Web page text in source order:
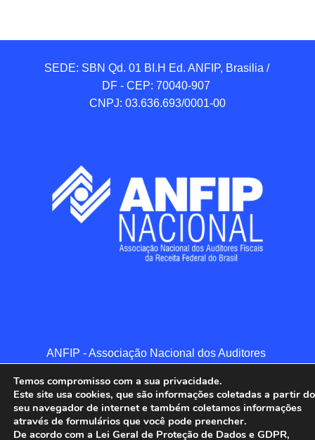
SEDE: SBN Qd. 01 BI.H Ed. ANFIP, Brasilia /
DF - CEP: 70040-907
CNPJ: 03.636.693/0001-00
ANFIP - Associação Nacional dos Auditores
Todos os Direitos Reservados.
Temos compromisso com a sua privacidade.
Este site usa cookies, que são informações coletadas a partir do
seu navegador de internet e também coletamos informações
através de formulários que você pode preencher.
De acordo com a Lei Geral de Proteção de Dados e GDPR,